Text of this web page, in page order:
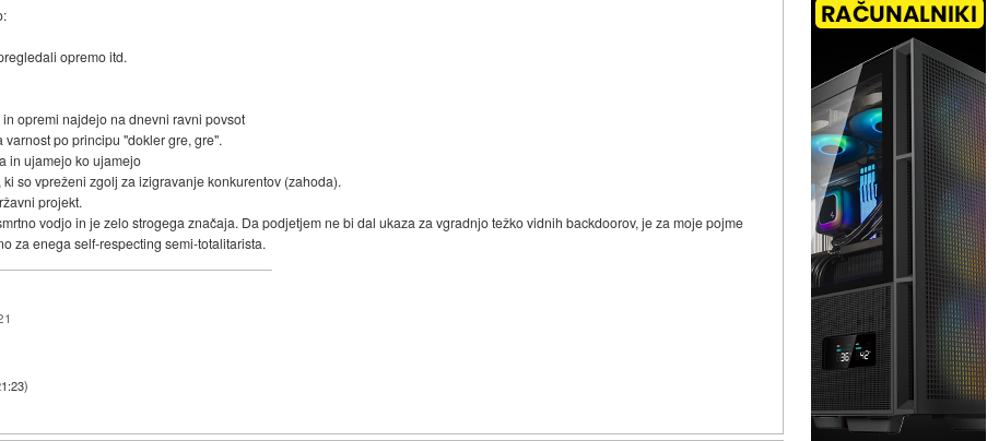
opremo itd.
opremi najdejo na dnevni ravni povsot
po principu "dokler gre, gre".
in ujamejo ko ujamejo
so vpreženi zgolj za izigravanje konkurentov (zahoda).
projekt.
vodjo in je zelo strogega značaja. Da podjetjem ne bi dal ukaza za vgradnjo težko vidnih backdoorov, je za moje pojme
za enega self-respecting semi-totalitarista.
)